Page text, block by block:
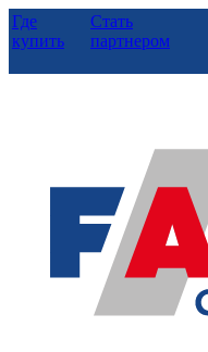
Где
купить
Стать
партнером